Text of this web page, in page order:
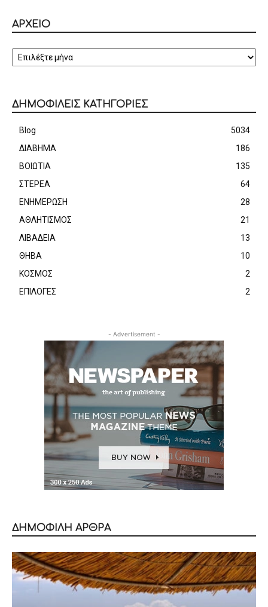
ΑΡΧΕΙΟ
ΑΡΧΕΙΟ
ΔΗΜΟΦΙΛΕΙΣ ΚΑΤΗΓΟΡΙΕΣ
Blog
5034
ΔΙΑΒΗΜΑ
186
ΒΟΙΩΤΙΑ
135
ΣΤΕΡΕΑ
64
ΕΝΗΜΕΡΩΣΗ
28
ΑΘΛΗΤΙΣΜΟΣ
21
ΛΙΒΑΔΕΙΑ
13
ΘΗΒΑ
10
ΚΟΣΜΟΣ
2
ΕΠΙΛΟΓΕΣ
2
- Advertisement -
ΔΗΜΟΦΙΛΗ ΑΡΘΡΑ